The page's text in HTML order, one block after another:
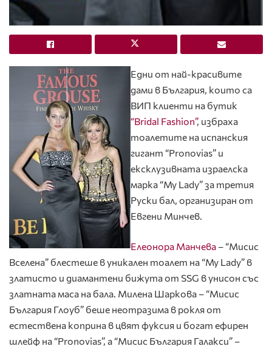
Eдни от най-красивите
дами в България, които са
ВИП клиенти на бутик
“Bridal Fashion”, избраха
тоалетите на испанския
гигант “Pronovias” и
ексклузивната израелска
марка “My Lady” за третия
Руски бал, организиран от
Евгени Минчев.
Елеонора Манчева – “Мисис
Вселена” блестеше в уникален тоалет на “My Lady” в
златисто и диамантени бижута от SSG в унисон със
златната маса на бала. Милена Шаркова – “Мисис
България Глоуб” беше неотразима в рокля от
естествена коприна в цвят фуксия и богат ефирен
шлейф на “Pronovias”, а “Мисис България Галакси” –